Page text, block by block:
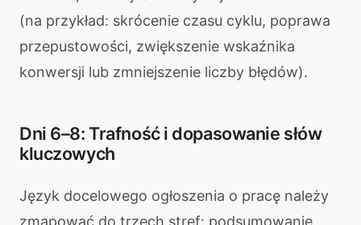
(na przykład: skrócenie czasu cyklu, poprawa
przepustowości, zwiększenie wskaźnika
konwersji lub zmniejszenie liczby błędów).
Dni 6–8: Trafność i dopasowanie słów
kluczowych
Język docelowego ogłoszenia o pracę należy
zmapować do trzech stref: podsumowanie,